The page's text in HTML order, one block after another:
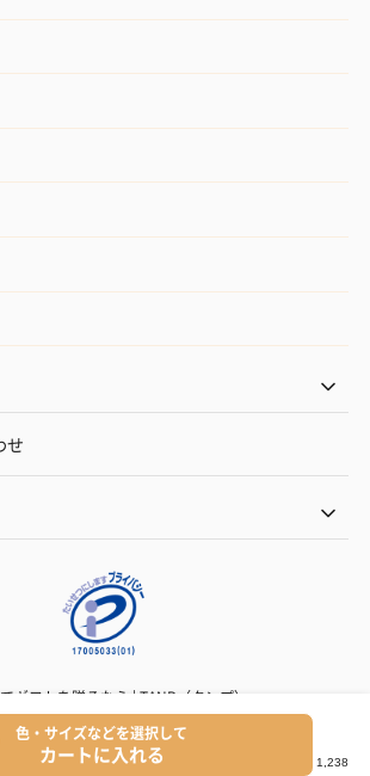
色・サイズなどを選択して
カートに入れる
せ
ギフトを贈るなら | TANP（タンプ）
Copyright© TANP Inc.